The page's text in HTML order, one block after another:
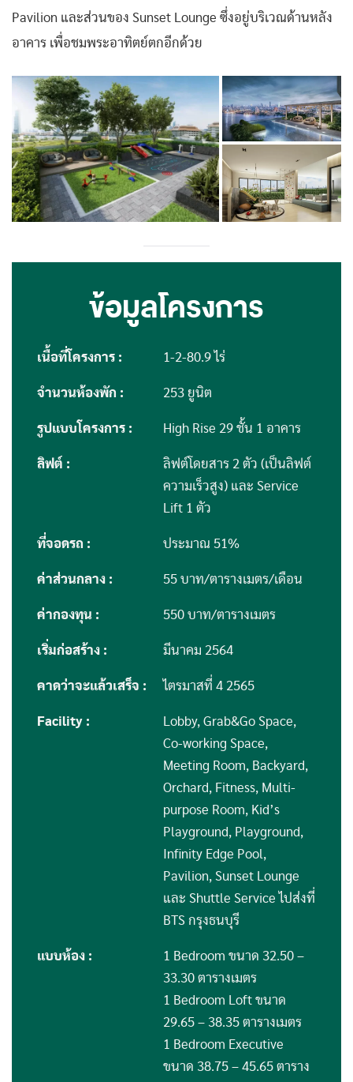
Pavilion และส่วนของ Sunset Lounge ซึ่งอยู่บริเวณด้านหลัง
อาคาร เพื่อชมพระอาทิตย์ตกอีกด้วย
ข้อมูลโครงการ
เนื้อที่โครงการ : 1-2-80.9 ไร่
จำนวนห้องพัก : 253 ยูนิต
รูปแบบโครงการ : High Rise 29 ชั้น 1 อาคาร
ลิฟต์ :
ลิฟต์โดยสาร 2 ตัว (เป็นลิฟต์
ความเร็วสูง) และ Service
Lift 1 ตัว
ที่จอดรถ : ประมาณ 51%
ค่าส่วนกลาง : 55 บาท/ตารางเมตร/เดือน
ค่ากองทุน : 550 บาท/ตารางเมตร
เริ่มก่อสร้าง : มีนาคม 2564
คาดว่าจะแล้วเสร็จ : ไตรมาสที่ 4 2565
Facility :
Lobby, Grab&Go Space,
Co-working Space,
Meeting Room, Backyard,
Orchard, Fitness, Multi-
purpose Room, Kid’s
Playground, Playground,
Infinity Edge Pool,
Pavilion, Sunset Lounge
และ Shuttle Service ไปส่งที่
BTS กรุงธนบุรี
แบบห้อง :
1 Bedroom ขนาด 32.50 –
33.30 ตารางเมตร
1 Bedroom Loft ขนาด
29.65 – 38.35 ตารางเมตร
1 Bedroom Executive
ขนาด 38.75 – 45.65 ตาราง